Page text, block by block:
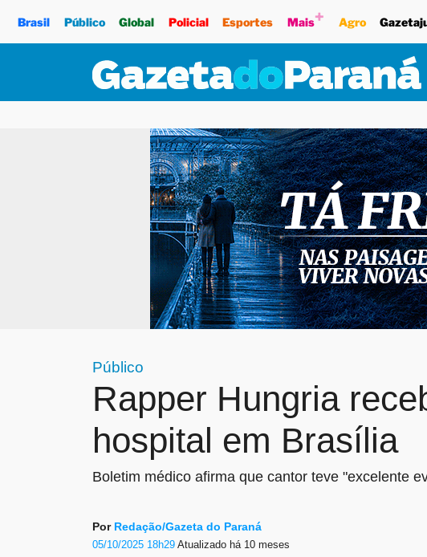
Brasil Público Global Policial Esportes Mais+ Agro
Público
Rapper Hungria
hospital em Brasília
Boletim médico afirma que cantor teve "excelente
Por Redação/Gazeta do Paraná
05/10/2025 18h29Atualizado há 10 meses